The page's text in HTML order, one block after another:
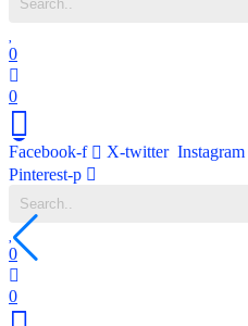
0
0
Facebook-f X-twitter Instagram
Pinterest-p
0
0